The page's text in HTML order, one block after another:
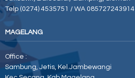
Telp (0274) 4535751 / WA 085727243914
MAGELANG
Office :
Sambung, Jetis, Kel.Jambewangi